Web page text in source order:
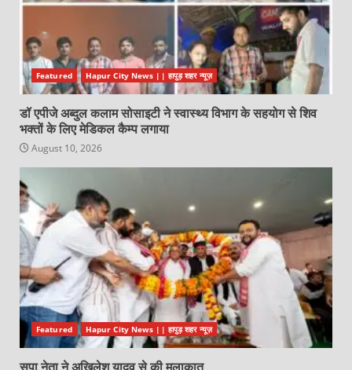
Featured Hapur City News || हापुड़ शहर न्यूज़
डॉ एपीजे अब्दुल कलाम सोसाइटी ने स्वास्थ्य विभाग के सहयोग से शिव
भक्तों के लिए मेडिकल कैम्प लगाया
August 10, 2026
Featured Hapur City News || हापुड़ शहर न्यूज़
सपा नेता ने अखिलेश यादव से की मुलाकात